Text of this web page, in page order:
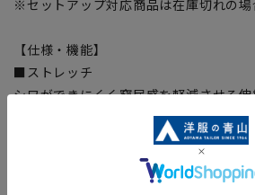
※セットアップ対応商品は在庫切れの場
【仕様・機能】
■ストレッチ
シワができにくく窮屈感を軽減させる
トップスをインした時にトップスの裾の